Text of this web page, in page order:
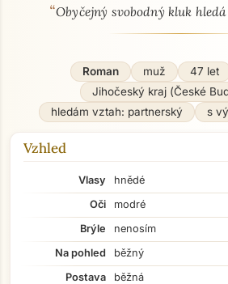
O mně - seznamka profil
“Obyčejný svobodný kluk
Roman muž 47 let
Jihočeský kraj (České
hledám vztah: partnerský
s
Vzhled
Vlasy
hnědé
Oči
modré
Brýle
nenosím
Na pohled
běžný
Postava
běžná